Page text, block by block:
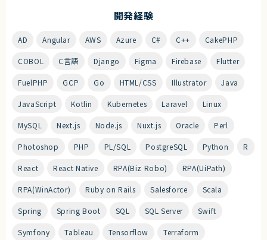
開発経験
AD Angular AWS Azure C# C++ CakePHP
COBOL C言語 Django Figma Firebase Flutter
FuelPHP GCP Go HTML/CSS Illustrator Java
JavaScript Kotlin Kubernetes Laravel Linux
MySQL Next.js Node.js Nuxt.js Oracle Perl
Photoshop PHP PL/SQL PostgreSQL Python R
React React Native RPA(Biz Robo) RPA(UiPath)
RPA(WinActor) Ruby on Rails Salesforce Scala
Spring Spring Boot SQL SQL Server Swift
Symfony Tableau Tensorflow Terraform